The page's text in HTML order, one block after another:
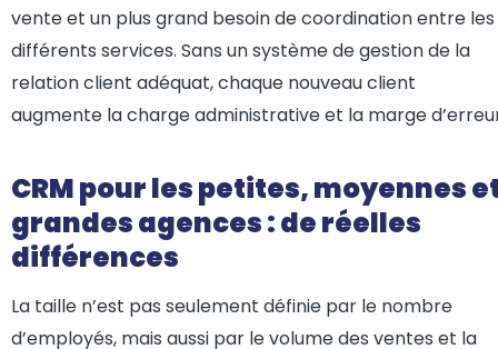
vente et un plus grand besoin de coordination entre les
différents services. Sans un système de gestion de la
relation client adéquat, chaque nouveau client
augmente la charge administrative et la marge
CRM pour les petites, moyennes
grandes agences : de réelles
différences
La taille n’est pas seulement définie par le nombre
d’employés, mais aussi par le volume des ventes et la